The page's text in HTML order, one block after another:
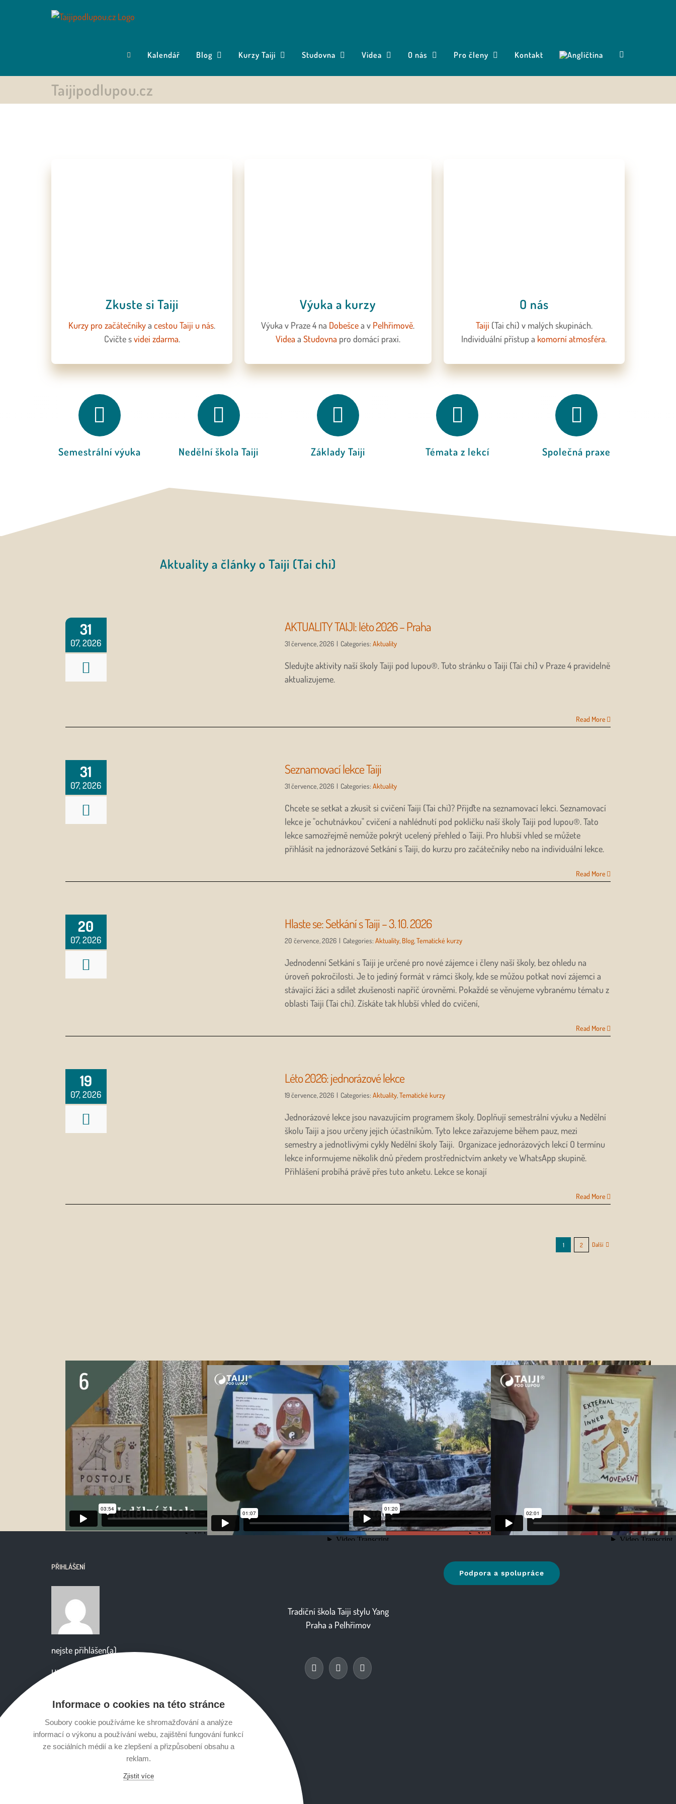
Kalendář Blog Kurzy Taiji Studovna Videa O nás Pro členy Kontakt
Taijipodlupou.cz
Zkuste si Taiji
Kurzy pro začátečníkyacestou Taiji u nás.
Cvičtesvidei zdarma.
Výuka a kurzy
Výuka v Praze 4 na Dobešcea v Pelhřimově.
Videa a Studovna pro domácí praxi.
O nás
Taiji (Tai chi) v malých skupinách.
Individuální přístup a komorní atmosféra.
Semestrální výuka Nedělní škola Taiji Základy Taiji Témata z lekcí Společná praxe
Aktuality a články o Taiji (Tai chi)
31
07, 2026
AKTUALITY TAIJI: léto 2026 – Praha
31 července, 2026 | Categories: Aktuality
Sledujte aktivity naší školy Taiji pod lupou®. Tuto stránku o Taiji (Tai chi) v Praze 4 pravidelně
aktualizujeme.
Read More
31
07, 2026
Seznamovací lekce Taiji
31 července, 2026 | Categories: Aktuality
Chcete se setkat a zkusit si cvičení Taiji (Tai chi)? Přijďte na seznamovací lekci. Seznamovací
lekce je "ochutnávkou" cvičení a nahlédnutí pod pokličku naší školy Taiji pod lupou®. Tato
lekce samozřejmě nemůže pokrýt ucelený přehled o Taiji. Pro hlubší vhled se můžete
přihlásit na jednorázové Setkání s Taiji, do kurzu pro začátečníky nebo na individuální lekce.
Read More
20
07, 2026
Hlaste se: Setkání s Taiji – 3. 10. 2026
20 července, 2026 | Categories: Aktuality, Blog,Tematické kurzy
Jednodenní Setkání s Taiji je určené pro nové zájemce i členy naší školy, bez ohledu na
úroveň pokročilosti. Je to jediný formát v rámci školy, kde se můžou potkat noví zájemci a
stávající žáci a sdílet zkušenosti napříč úrovněmi. Pokaždé se věnujeme vybranému tématu z
oblasti Taiji (Tai chi). Získáte tak hlubší vhled do cvičení,
Read More
19
07, 2026
Léto 2026: jednorázové lekce
19 července, 2026 | Categories: Aktuality,Tematické kurzy
Jednorázové lekce jsou navazujícím programem školy. Doplňují semestrální výuku a Nedělní
školu Taiji a jsou určeny jejich účastníkům. Tyto lekce zařazujeme během pauz, mezi
semestry a jednotlivými cykly Nedělní školy Taiji. Organizace jednorázových lekcí O termínu
lekce informujeme několik dnů předem prostřednictvím ankety ve WhatsApp skupině.
Přihlášení probíhá právě přes tuto anketu. Lekce se konají
Read More
1 2 Další
PŘIHLÁŠENÍ
nejste přihlášen(a)
Uživatelské jméno
Heslo
Tradiční škola Taiji stylu Yang
Praha a Pelhřimov
Podpora a spolupráce
Informace o cookies na této stránce
Soubory cookie používáme ke shromažďování a analýze
informací o výkonu a používání webu, zajištění fungování funkcí
ze sociálních médií a ke zlepšení a přizpůsobení obsahu a
reklam.
Zjistit více